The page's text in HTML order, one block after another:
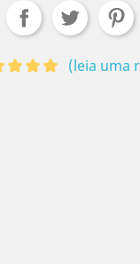
(leia uma